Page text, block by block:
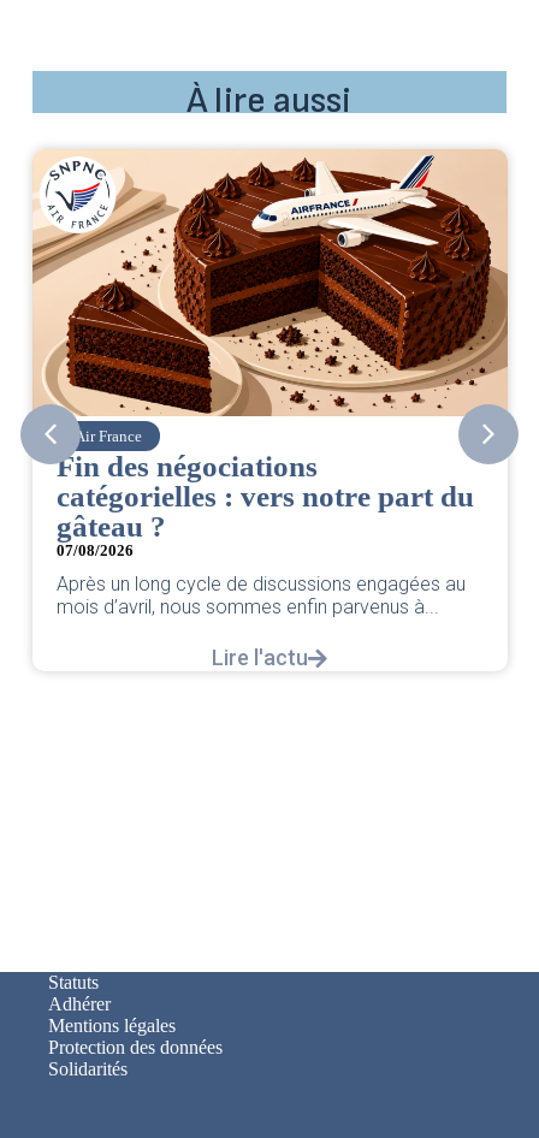
À lire aussi
Air France
Fin des négociations
catégorielles : vers notre part du
gâteau ?
07/08/2026
Après un long cycle de discussions engagées au
mois d’avril, nous sommes enfin parvenus à...
Lire l'actu
Statuts
Adhérer
Mentions légales
Protection des données
Solidarités